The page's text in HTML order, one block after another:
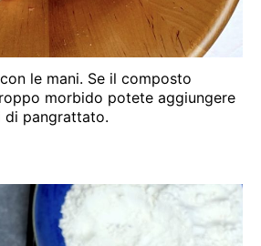
le mani. Se il composto
morbido potete aggiungere
di pangrattato.